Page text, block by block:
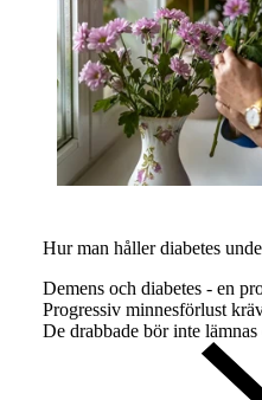
Hur man håller diabetes
Demens och diabetes - en
Progressiv minnesförlust
De drabbade bör inte